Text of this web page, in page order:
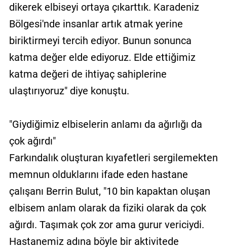
dikerek elbiseyi ortaya çıkarttık. Karadeniz
Bölgesi'nde insanlar artık atmak yerine
biriktirmeyi tercih ediyor. Bunun sonunca
katma değer elde ediyoruz. Elde ettiğimiz
katma değeri de ihtiyaç sahiplerine
ulaştırıyoruz" diye konuştu.
"Giydiğimiz elbiselerin anlamı da ağırlığı da
çok ağırdı"
Farkındalık oluşturan kıyafetleri sergilemekten
memnun olduklarını ifade eden hastane
çalışanı Berrin Bulut, "10 bin kapaktan oluşan
elbisem anlam olarak da fiziki olarak da çok
ağırdı. Taşımak çok zor ama gurur vericiydi.
Hastanemiz adına böyle bir aktivitede